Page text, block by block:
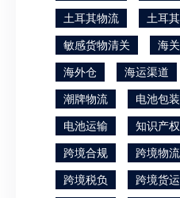
土耳其物流
土耳
敏感货物清关
海
海外仓
海运渠道
潮牌物流
电池包装
电池运输
知识产权
跨境合规
跨境物流
跨境税负
跨境货运